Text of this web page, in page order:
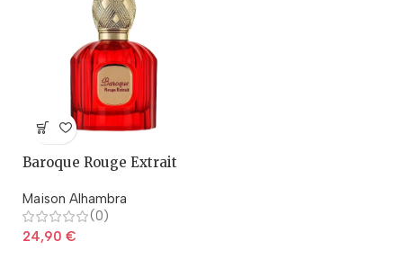
Baroque Rouge Extrait
Maison Alhambra
(0)
24,90 €